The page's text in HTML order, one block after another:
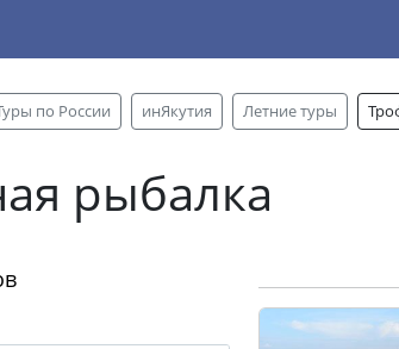
по России инЯкутия Летние туры
рыбалка